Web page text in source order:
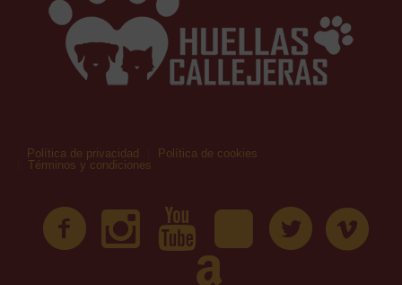
Política de privacidad
Política de cookies
Términos y condiciones